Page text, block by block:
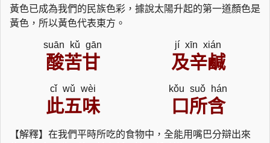
黃色已成為我們的民族色彩，據說太陽升起的第一道顏色是
黃色，所以黃色代表東方。
suān kǔ gān jí xīn xián
酸苦甘 及辛鹹
cǐ wǔ wèi kǒu suǒ hán
此五味 口所含
【解釋】在我們平時所吃的食物中，全能用嘴巴分辯出來